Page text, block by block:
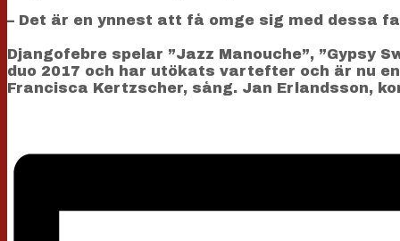
– Det är en ynnest att få omge sig med dessa
Djangofebre spelar ”Jazz Manouche”, ”Gypsy
duo 2017 och har utökats vartefter och är nu
Francisca Kertzscher, sång. Jan Erlandsson,